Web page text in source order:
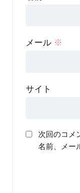
メール ※
サイト
次回のコメ
名前、メー